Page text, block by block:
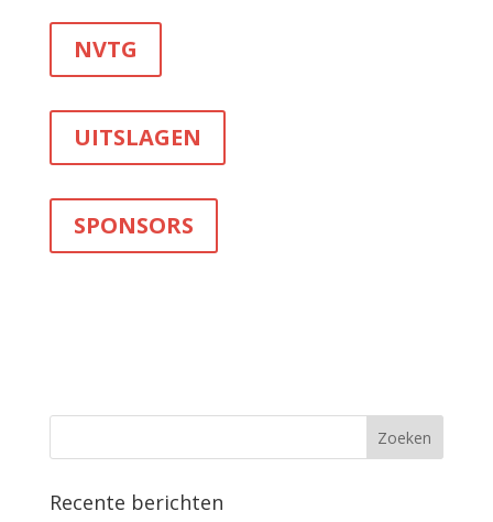
NVTG
UITSLAGEN
SPONSORS
Recente berichten